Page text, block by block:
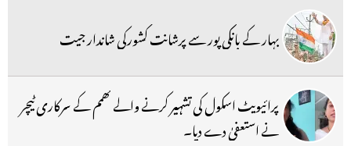
بہار کے بانکی پور سے پرشانت کشورکی شاندار جیت
پرائیویٹ اسکول کی تشہیر کرنے والے کھمم کے سرکاری ٹیچر
نے استعفیٰ دے دیا۔